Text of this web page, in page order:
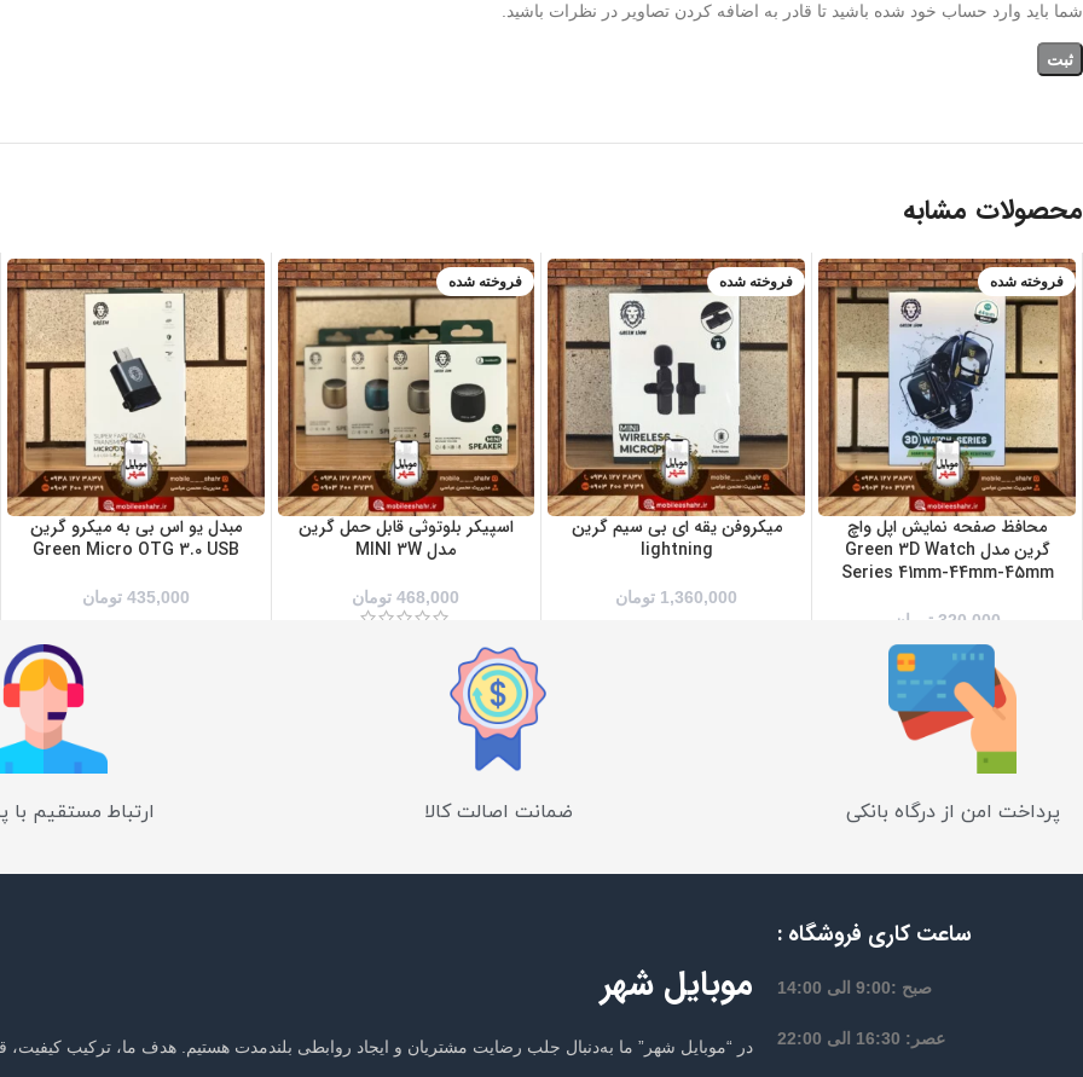
شما باید وارد حساب خود شده باشید تا قادر به اضافه کردن تصاویر در نظرات باشید.
محصولات مشابه
فروخته شده
محافظ صفحه نمایش اپل واچ
گرین مدل Green 3D Watch
Series 41mm-44mm-45mm
320,000 تومان
فروخته شده
میکروفن یقه ای بی سیم گرین
lightning
1,360,000 تومان
فروخته شده
زرد
صورتی
مشکی
نقره ای
اسپیکر بلوتوثی قابل حمل گرین
مدل MINI 3W
468,000 تومان
مبدل یو اس بی به میکرو گرین
Green Micro OTG 3.0 USB
435,000 تومان
پرداخت امن از درگاه بانکی ضمانت اصالت کالا ارتباط مستقیم با
ساعت کاری فروشگاه :
صبح :9:00 الی 14:00
عصر: 16:30 الی 22:00
موبایل شهر
در “موبایل شهر” ما به‌دنبال جلب رضایت مشتریان و ایجاد روابطی بلندمدت هستیم. هدف ما، ترکیب